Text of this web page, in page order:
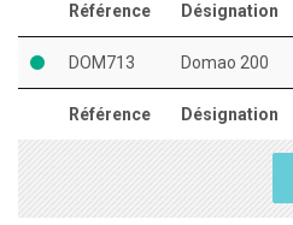
Référence Désignation
Référence Désignation
DOM713 Domao 200